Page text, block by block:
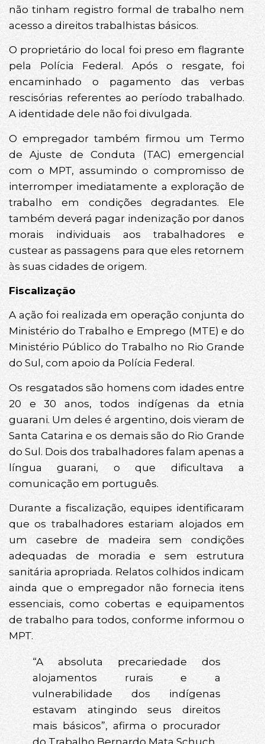
não tinham registro formal de trabalho nem
acesso a direitos trabalhistas básicos.
O proprietário do local foi preso em flagrante
pela Polícia Federal. Após o resgate, foi
encaminhado o pagamento das verbas
rescisórias referentes ao período trabalhado.
A identidade dele não foi divulgada.
O empregador também firmou um Termo
de Ajuste de Conduta (TAC) emergencial
com o MPT, assumindo o compromisso de
interromper imediatamente a exploração de
trabalho em condições degradantes. Ele
também deverá pagar indenização por danos
morais individuais aos trabalhadores e
custear as passagens para que eles retornem
às suas cidades de origem.
Fiscalização
A ação foi realizada em operação conjunta do
Ministério do Trabalho e Emprego (MTE) e do
Ministério Público do Trabalho no Rio Grande
do Sul, com apoio da Polícia Federal.
Os resgatados são homens com idades entre
20 e 30 anos, todos indígenas da etnia
guarani. Um deles é argentino, dois vieram de
Santa Catarina e os demais são do Rio Grande
do Sul. Dois dos trabalhadores falam apenas a
língua guarani, o que dificultava a
comunicação em português.
Durante a fiscalização, equipes identificaram
que os trabalhadores estariam alojados em
um casebre de madeira sem condições
adequadas de moradia e sem estrutura
sanitária apropriada. Relatos colhidos indicam
ainda que o empregador não fornecia itens
essenciais, como cobertas e equipamentos
de trabalho para todos, conforme informou o
MPT.
“A absoluta precariedade dos
alojamentos rurais e a
vulnerabilidade dos indígenas
estavam atingindo seus direitos
mais básicos”, afirma o procurador